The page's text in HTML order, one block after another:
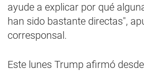
ayude a explicar por qué
han sido bastante directas",
corresponsal.
Este lunes Trump afirmó